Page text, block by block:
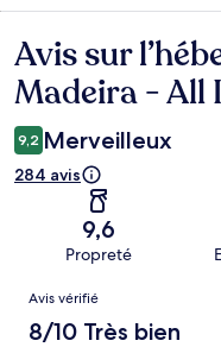
Avis
Avis sur
Madeira - All
9,2 Merveilleux
284 avis
9,6
Propreté
Avis
Avis vérifié
8/10 Très bien